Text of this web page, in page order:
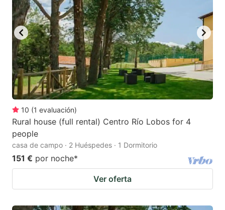
10 (1 evaluación)
Rural house (full rental) Centro Río Lobos for 4
people
casa de campo · 2 Huéspedes · 1 Dormitorio
151 € por noche*
Ver oferta